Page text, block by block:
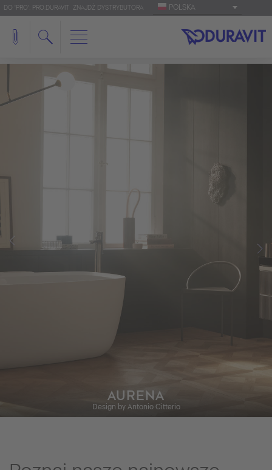
DO 'PRO': PRO.DURAVIT ZNAJDŹ DYSTRYBUTORA POLSKA
AURENA
Design by Antonio Citterio